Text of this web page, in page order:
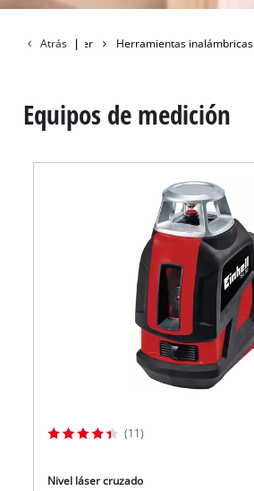
Atrás |
Taller Herramientas inalámbricas
Equipos de medición
(11)
Nivel láser cruzado